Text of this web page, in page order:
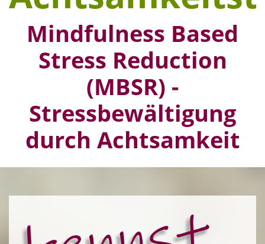
Mindfulness Based
Stress Reduction
(MBSR) -
Stressbewältigung
durch Achtsamkeit